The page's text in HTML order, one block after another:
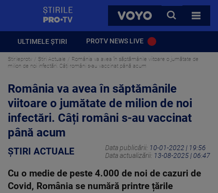
VOYO
CAUTA
TOATE
ULTIMELE ȘTIRI PROTV NEWS LIVE
Stirileprotv Știri Actuale
România va avea în săptămânile viitoare o jumătate de
milion de noi infectări. Câți români s-au vaccinat până acum
România va avea în săptămânile
viitoare o jumătate de milion de noi
infectări. Câți români s-au vaccinat
până acum
ȘTIRI ACTUALE Data publicării: 10-01-2022 | 19:56
Data actualizării: 13-08-2025 | 06:47
Cu o medie de peste 4.000 de noi de cazuri de
Covid, România se numără printre țările